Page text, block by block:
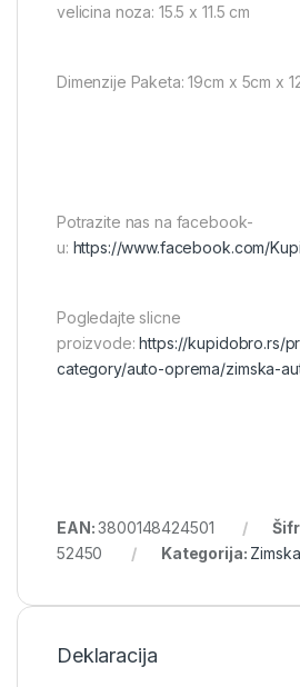
velicina noza: 15.5 x 11.5 cm
Dimenzije Paketa: 19cm x 5cm x
Potrazite nas na facebook-
u: https://www.facebook.com/
Pogledajte slicne
proizvode:https://kupidobro.rs/
category/auto-oprema/zimska-
EAN:3800148424501
52450
Kategorija:
Deklaracija